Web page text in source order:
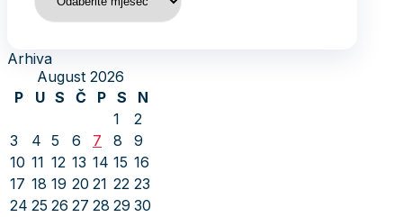
Arhiva
August 2026
P
U S Č P S
N
1
2
3
4 5 6 7 8
9
10 11 12 13 14 15 16
17 18 19 20 21 22 23
24 25 26 27 28 29 30